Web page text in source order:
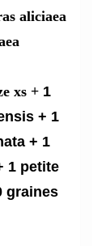
aliciaea
xs + 1
+ 1
+ 1
1 petite
graines